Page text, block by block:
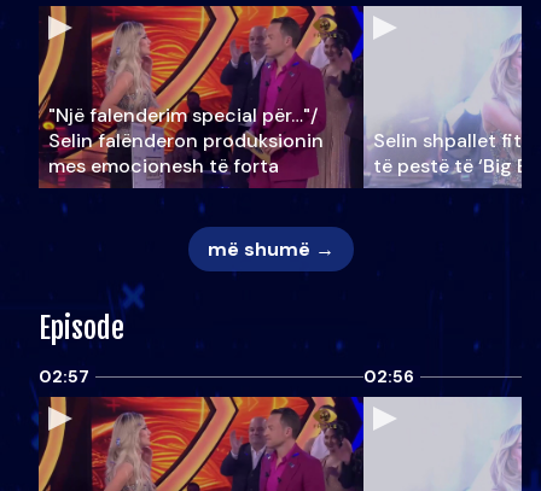
"Një falenderim special për…"/
Selin falënderon produksionin
mes emocionesh të forta
Selin shpallet
të pestë të ‘Big
më shumë →
Episode
02:57 02:56